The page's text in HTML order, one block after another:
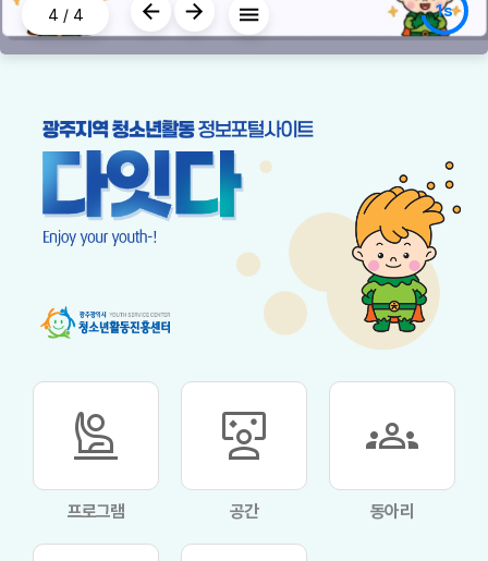
4 / 4 1s
person_raised_hand
프로그램
interactive_space
공간
groups
동아리